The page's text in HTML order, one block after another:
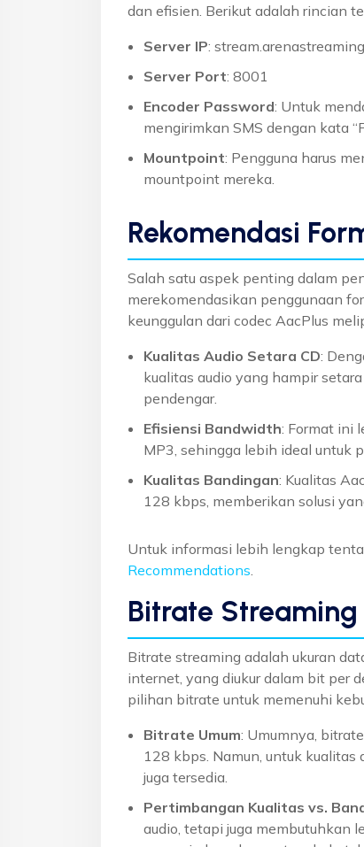
dan efisien. Berikut adalah rincian
Server IP:
Server Port: 8001
Encoder Password: Untuk
mengirimkan SMS dengan kata
Mountpoint: Pengguna harus
mountpoint mereka.
Rekomendasi
Salah satu aspek penting dalam
merekomendasikan penggunaan
keunggulan dari codec AacPlus
Kualitas Audio Setara CD:
kualitas audio yang hampir
pendengar.
Efisiensi Bandwidth: Format ini
MP3, sehingga lebih ideal untuk
Kualitas Bandingan: Kualitas
128 kbps, memberikan solusi
Untuk informasi lebih lengkap
Recommendations
Bitrate Streaming
Bitrate streaming adalah ukuran
internet, yang diukur dalam bit per
pilihan bitrate untuk memenuhi
Bitrate Umum: Umumnya,
128 kbps. Namun, untuk
juga tersedia.
Pertimbangan Kualitas vs.
audio, tetapi juga membutuhkan